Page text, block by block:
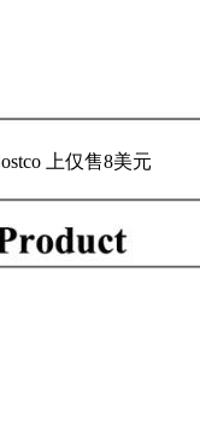
上仅售8美元